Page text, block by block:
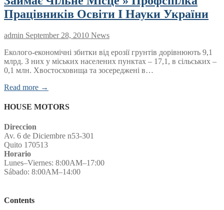
Працівників Освіти І Науки України
admin September 28, 2010 News
Еколого-економічні збитки від ерозії грунтів дорівнюють 9,1
млрд. З них у міських населених пунктах – 17,1, в сільських –
0,1 млн. Хвостосховища та зосереджені в…
Read more →
HOUSE MOTORS
Direccion
Av. 6 de Diciembre n53-301
Quito 170513
Horario
Lunes–Viernes: 8:00AM–17:00
Sábado: 8:00AM–14:00
Contents